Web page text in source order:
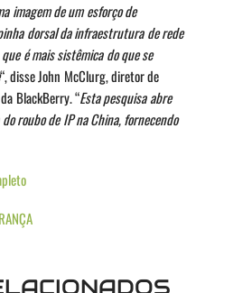
imagem de um esforço de
dorsal da infraestrutura de rede
é mais sistêmica do que se
“, disse John McClurg, diretor de
BlackBerry. “Esta pesquisa abre
roubo de IP na China, fornecendo